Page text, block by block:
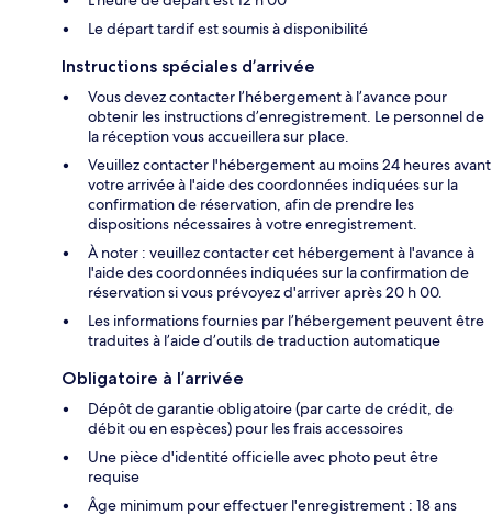
Le départ tardif est soumis à disponibilité
Instructions spéciales d’arrivée
Vous devez contacter l’hébergement à l’avance pour
obtenir les instructions d’enregistrement. Le personnel de
la réception vous accueillera sur place.
Veuillez contacter l'hébergement au moins 24 heures avant
votre arrivée à l'aide des coordonnées indiquées sur la
confirmation de réservation, afin de prendre les
dispositions nécessaires à votre enregistrement.
À noter : veuillez contacter cet hébergement à l'avance à
l'aide des coordonnées indiquées sur la confirmation de
réservation si vous prévoyez d'arriver après 20 h 00.
Les informations fournies par l’hébergement peuvent être
traduites à l’aide d’outils de traduction automatique
Obligatoire à l’arrivée
Dépôt de garantie obligatoire (par carte de crédit, de
débit ou en espèces) pour les frais accessoires
Une pièce d'identité officielle avec photo peut être
requise
Âge minimum pour effectuer l'enregistrement : 18 ans